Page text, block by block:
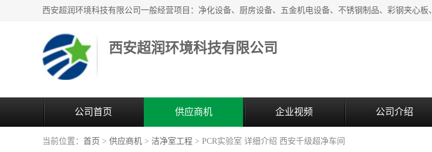
西安超润环境科技有限公司
公司首页 供应商机 企业视频 公司介绍
当前位置： 首页 > 供应商机 > 洁净室工程 > PCR实验室 详细介绍 西安千级超净车间